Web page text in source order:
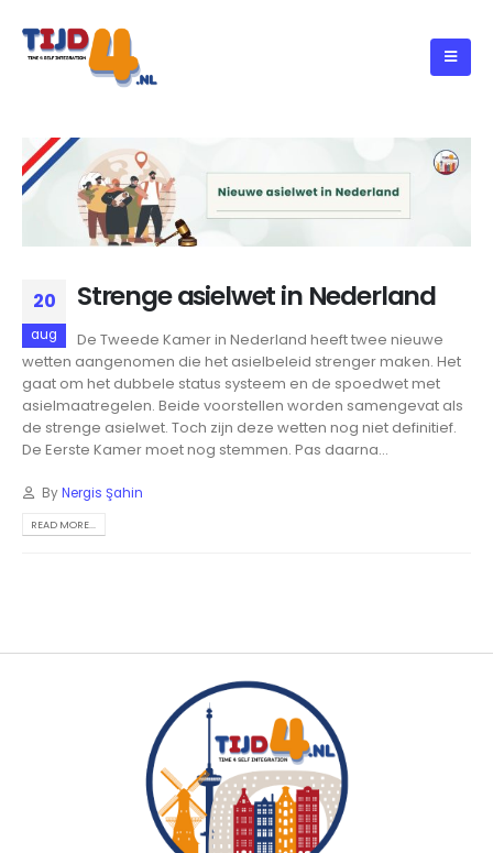
20
aug
Strenge asielwet in Nederland
De Tweede Kamer in Nederland heeft twee nieuwe
wetten aangenomen die het asielbeleid strenger maken. Het
gaat om het dubbele status systeem en de spoedwet met
asielmaatregelen. Beide voorstellen worden samengevat als
de strenge asielwet. Toch zijn deze wetten nog niet definitief.
De Eerste Kamer moet nog stemmen. Pas daarna...
ByNergis Şahin
READ MORE...